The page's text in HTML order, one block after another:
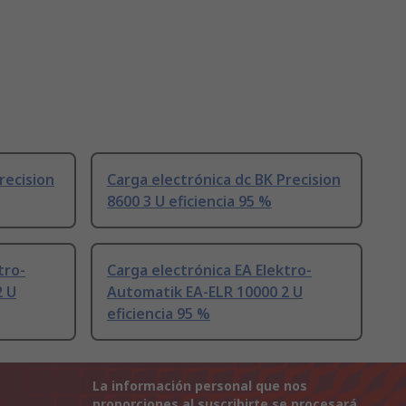
Carga electrónica dc BK Precision
8600 3 U eficiencia 95 %
U
Carga electrónica EA Elektro-
Automatik EA-ELR 10000 2 U
eficiencia 95 %
La información personal que nos